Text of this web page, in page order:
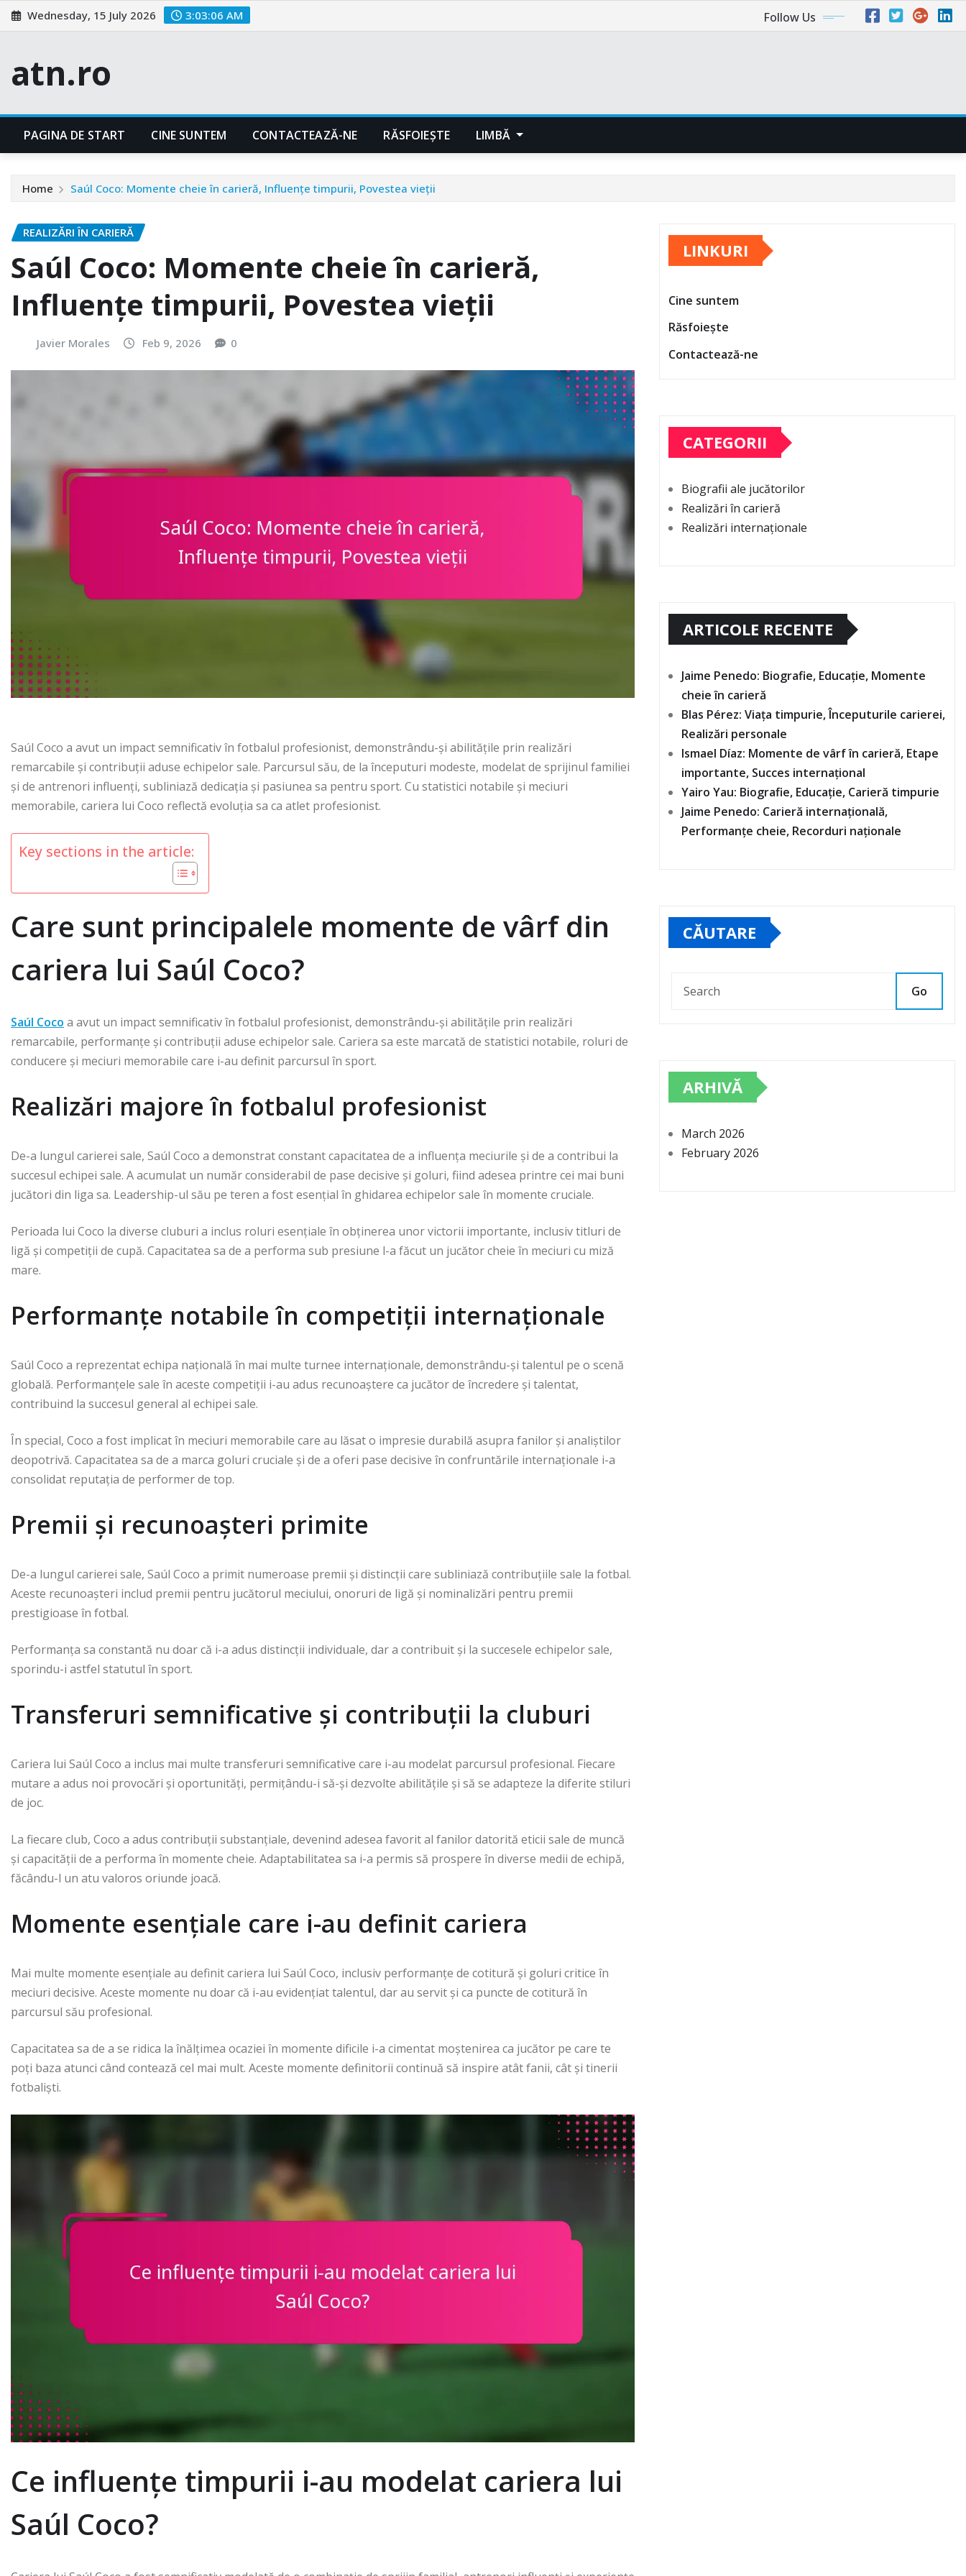
Skip
to
Wednesday, 15 July 2026 3:03:07 AM Follow Us
atn.ro
PAGINA DE START CINE SUNTEM CONTACTEAZĂ-NE RĂSFOIEȘTE LIMBĂ
Home Saúl Coco: Momente cheie în carieră, Influențe timpurii, Povestea vieții
REALIZĂRI ÎN CARIERĂ
Saúl Coco: Momente cheie în carieră,
Influențe timpurii, Povestea vieții
Javier Morales Feb 9, 2026 0
Saúl Coco a avut un impact semnificativ în fotbalul profesionist, demonstrându-și abilitățile prin realizări
remarcabile și contribuții aduse echipelor sale. Parcursul său, de la începuturi modeste, modelat de sprijinul familiei
și de antrenori influenți, subliniază dedicația și pasiunea sa pentru sport. Cu statistici notabile și meciuri
memorabile, cariera lui Coco reflectă evoluția sa ca atlet profesionist.
Key sections in the article:
Care sunt principalele momente de vârf din
cariera lui Saúl Coco?
Saúl Coco a avut un impact semnificativ în fotbalul profesionist, demonstrându-și abilitățile prin realizări
remarcabile, performanțe și contribuții aduse echipelor sale. Cariera sa este marcată de statistici notabile, roluri de
conducere și meciuri memorabile care i-au definit parcursul în sport.
Realizări majore în fotbalul profesionist
De-a lungul carierei sale, Saúl Coco a demonstrat constant capacitatea de a influența meciurile și de a contribui la
succesul echipei sale. A acumulat un număr considerabil de pase decisive și goluri, fiind adesea printre cei mai buni
jucători din liga sa. Leadership-ul său pe teren a fost esențial în ghidarea echipelor sale în momente cruciale.
Perioada lui Coco la diverse cluburi a inclus roluri esențiale în obținerea unor victorii importante, inclusiv titluri de
ligă și competiții de cupă. Capacitatea sa de a performa sub presiune l-a făcut un jucător cheie în meciuri cu miză
mare.
Performanțe notabile în competiții internaționale
Saúl Coco a reprezentat echipa națională în mai multe turnee internaționale, demonstrându-și talentul pe o scenă
globală. Performanțele sale în aceste competiții i-au adus recunoaștere ca jucător de încredere și talentat,
contribuind la succesul general al echipei sale.
În special, Coco a fost implicat în meciuri memorabile care au lăsat o impresie durabilă asupra fanilor și analiștilor
deopotrivă. Capacitatea sa de a marca goluri cruciale și de a oferi pase decisive în confruntările internaționale i-a
consolidat reputația de performer de top.
Premii și recunoașteri primite
De-a lungul carierei sale, Saúl Coco a primit numeroase premii și distincții care subliniază contribuțiile sale la fotbal.
Aceste recunoașteri includ premii pentru jucătorul meciului, onoruri de ligă și nominalizări pentru premii
prestigioase în fotbal.
Performanța sa constantă nu doar că i-a adus distincții individuale, dar a contribuit și la succesele echipelor sale,
sporindu-i astfel statutul în sport.
Transferuri semnificative și contribuții la cluburi
Cariera lui Saúl Coco a inclus mai multe transferuri semnificative care i-au modelat parcursul profesional. Fiecare
mutare a adus noi provocări și oportunități, permițându-i să-și dezvolte abilitățile și să se adapteze la diferite stiluri
de joc.
La fiecare club, Coco a adus contribuții substanțiale, devenind adesea favorit al fanilor datorită eticii sale de muncă
și capacității de a performa în momente cheie. Adaptabilitatea sa i-a permis să prospere în diverse medii de echipă,
făcându-l un atu valoros oriunde joacă.
Momente esențiale care i-au definit cariera
Mai multe momente esențiale au definit cariera lui Saúl Coco, inclusiv performanțe de cotitură și goluri critice în
meciuri decisive. Aceste momente nu doar că i-au evidențiat talentul, dar au servit și ca puncte de cotitură în
parcursul său profesional.
Capacitatea sa de a se ridica la înălțimea ocaziei în momente dificile i-a cimentat moștenirea ca jucător pe care te
poți baza atunci când contează cel mai mult. Aceste momente definitorii continuă să inspire atât fanii, cât și tinerii
fotbaliști.
Ce influențe timpurii i-au modelat cariera lui
Saúl Coco?
LINKURI
Cine suntem
Răsfoiește
Contactează-ne
CATEGORII
Biografii ale jucătorilor
Realizări în carieră
Realizări internaționale
ARTICOLE RECENTE
Jaime Penedo: Biografie, Educație, Momente
cheie în carieră
Blas Pérez: Viața timpurie, Începuturile carierei,
Realizări personale
Ismael Díaz: Momente de vârf în carieră, Etape
importante, Succes internațional
Yairo Yau: Biografie, Educație, Carieră timpurie
Jaime Penedo: Carieră internațională,
Performanțe cheie, Recorduri naționale
CĂUTARE
Go
ARHIVĂ
March 2026
February 2026